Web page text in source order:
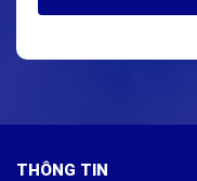
THÔNG TIN